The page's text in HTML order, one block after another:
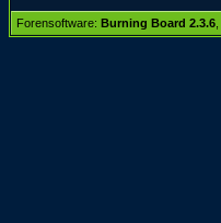
Forensoftware: Burning Board 2.3.6